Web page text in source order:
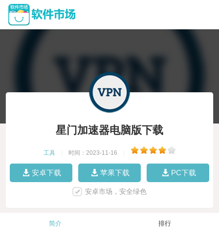
星门加速器电脑版下载
工具 时间：2023-11-16
安卓下载 苹果下载 PC下载
安卓市场，安全绿色
简介 排行